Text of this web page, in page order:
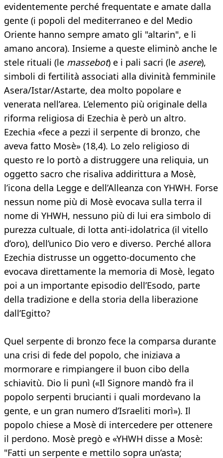
evidentemente perché frequentate e amate dalla
gente (i popoli del mediterraneo e del Medio
Oriente hanno sempre amato gli "altarin", e li
amano ancora). Insieme a queste eliminò anche le
stele rituali (le massebot) e i pali sacri (le asere),
simboli di fertilità associati alla divinità femminile
Asera/Istar/Astarte, dea molto popolare e
venerata nell’area. L’elemento più originale della
riforma religiosa di Ezechia è però un altro.
Ezechia «fece a pezzi il serpente di bronzo, che
aveva fatto Mosè» (18,4). Lo zelo religioso di
questo re lo portò a distruggere una reliquia, un
oggetto sacro che risaliva addirittura a Mosè,
l’icona della Legge e dell’Alleanza con YHWH. Forse
nessun nome più di Mosè evocava sulla terra il
nome di YHWH, nessuno più di lui era simbolo di
purezza cultuale, di lotta anti-idolatrica (il vitello
d’oro), dell’unico Dio vero e diverso. Perché allora
Ezechia distrusse un oggetto-documento che
evocava direttamente la memoria di Mosè, legato
poi a un importante episodio dell’Esodo, parte
della tradizione e della storia della liberazione
dall’Egitto?
Quel serpente di bronzo fece la comparsa durante
una crisi di fede del popolo, che iniziava a
mormorare e rimpiangere il buon cibo della
schiavitù. Dio li punì («Il Signore mandò fra il
popolo serpenti brucianti i quali mordevano la
gente, e un gran numero d’Israeliti morì»). Il
popolo chiese a Mosè di intercedere per ottenere
il perdono. Mosè pregò e «YHWH disse a Mosè:
"Fatti un serpente e mettilo sopra un’asta;